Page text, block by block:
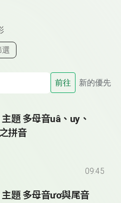
選
前往 新的優先
題 多母音uâ、uy、
拼音
09:45
題 多母音ươ與尾音